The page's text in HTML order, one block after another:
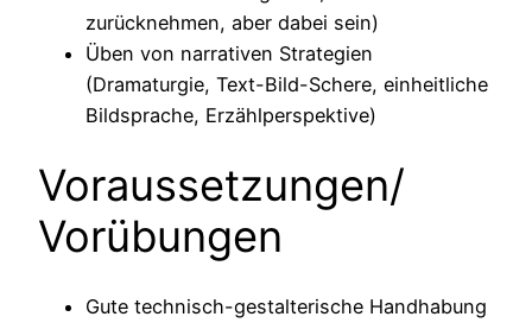
zurücknehmen, aber dabei sein)
Üben von narrativen Strategien
(Dramaturgie, Text-Bild-Schere, einheitliche
Bildsprache, Erzählperspektive)
Voraussetzungen/
Vorübungen
Gute technisch-gestalterische Handhabung